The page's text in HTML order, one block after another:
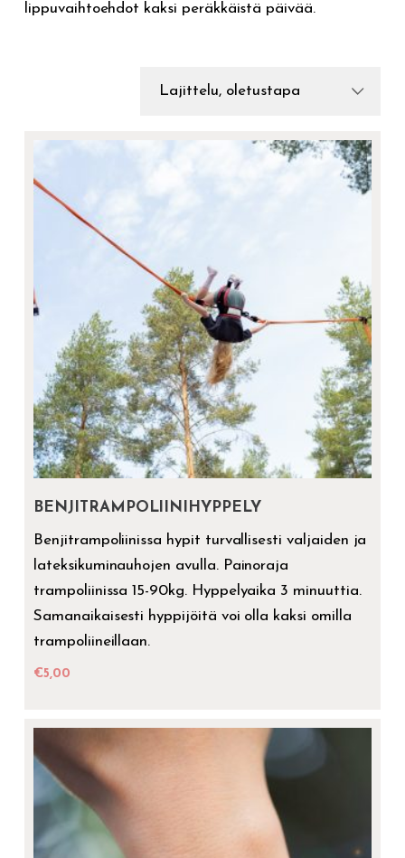
lippuvaihtoehdot kaksi peräkkäistä päivää.
BENJITRAMPOLIINIHYPPELY
Benjitrampoliinissa hypit turvallisesti valjaiden ja
lateksikuminauhojen avulla. Painoraja
trampoliinissa 15-90kg. Hyppelyaika 3 minuuttia.
Samanaikaisesti hyppijöitä voi olla kaksi omilla
trampoliineillaan.
€5,00